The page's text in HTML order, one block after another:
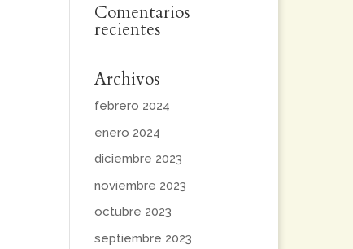
Comentarios
recientes
Archivos
febrero 2024
enero 2024
diciembre 2023
noviembre 2023
octubre 2023
septiembre 2023